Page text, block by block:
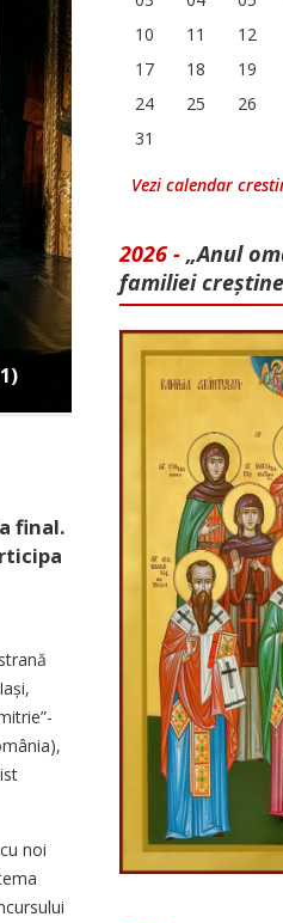
final.
noi
10
11 12
17
18 19
24
25 26
31
Vezi calendar
2026 - „Anul
familiei